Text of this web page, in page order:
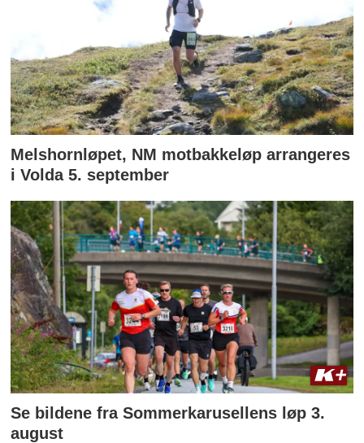
Melshornløpet, NM motbakkeløp arrangeres
i Volda 5. september
Se bildene fra Sommerkarusellens løp 3.
august